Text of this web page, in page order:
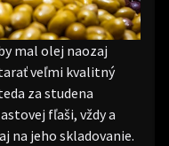
mal olej naozaj
veľmi kvalitný
za studena
fľaši, vždy a
na jeho skladovanie.